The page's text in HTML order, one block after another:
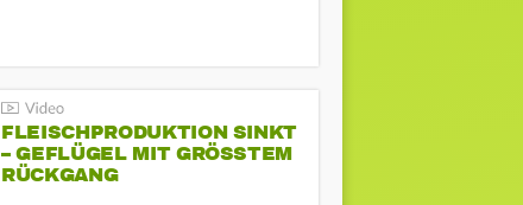
FLEISCHPRODUKTION SINKT
– GEFLÜGEL MIT GRÖSSTEM R
ÜCKGANG